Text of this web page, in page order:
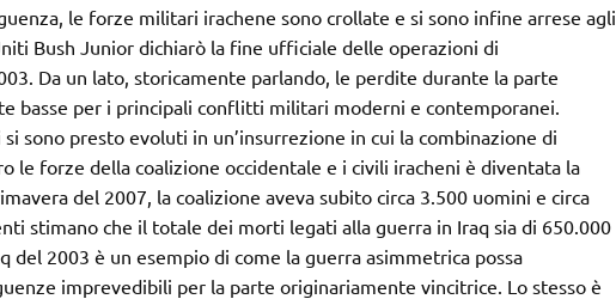
le forze militari irachene sono crollate e si sono infine arrese agli
Bush Junior dichiarò la fine ufficiale delle operazioni di
Da un lato, storicamente parlando, le perdite durante la parte
basse per i principali conflitti militari moderni e contemporanei.
sono presto evoluti in un’insurrezione in cui la combinazione di
le forze della coalizione occidentale e i civili iracheni è diventata la
del 2007, la coalizione aveva subito circa 3.500 uomini e circa
stimano che il totale dei morti legati alla guerra in Iraq sia di 650.000
del 2003 è un esempio di come la guerra asimmetrica possa
imprevedibili per la parte originariamente vincitrice. Lo stesso è